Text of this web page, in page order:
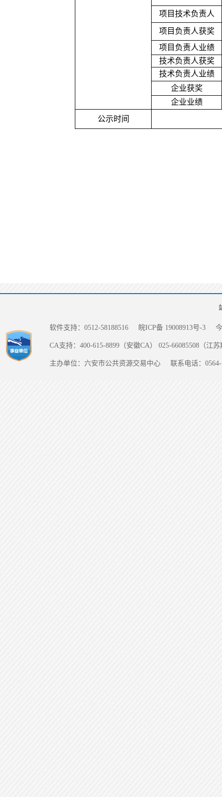
项目技术负责人
项目负责人获奖
项目负责人业绩
技术负责人获奖
技术负责人业绩
企业获奖
企业业绩
公示时间
软件支持：0512-58188516 皖ICP备 19008913号-3
CA支持：400-615-8899（安徽CA） 025-66085508（江
主办单位：六安市公共资源交易中心 联系电话：0564-